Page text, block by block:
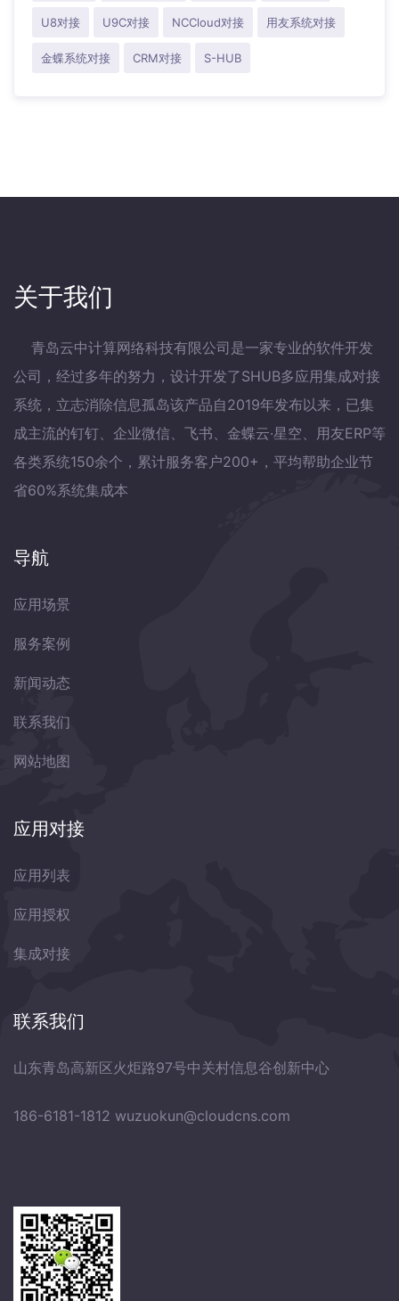
U8对接 U9C对接 NCCloud对接 用友系统对接
金蝶系统对接 CRM对接 S-HUB
关于我们
青岛云中计算网络科技有限公司是一家专业的软件开发
公司，经过多年的努力，设计开发了SHUB多应用集成对接
系统，立志消除信息孤岛该产品自2019年发布以来，已集
成主流的钉钉、企业微信、飞书、金蝶云·星空、用友ERP等
各类系统150余个，累计服务客户200+，平均帮助企业节
省60%系统集成本
导航
应用场景
服务案例
新闻动态
联系我们
网站地图
应用对接
应用列表
应用授权
集成对接
联系我们
山东青岛高新区火炬路97号中关村信息谷创新中心
186-6181-1812 wuzuokun@cloudcns.com